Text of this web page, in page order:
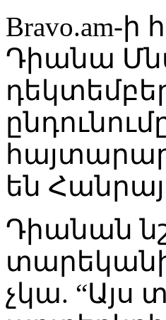
Bravo.am-ի
Դիանա
են
Դիանան
չկա. “Այս